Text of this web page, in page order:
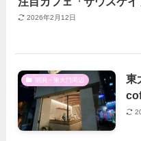
2026年2月12日
明洞・東大門周辺
東